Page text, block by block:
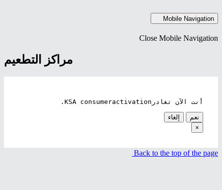
Mobile Navigation
Close Mobile Navigation
مراكز التطعيم
أنت الآن تغادر KSA consumeractivation.
نعم
إلغاء
×
Back to the top of the page